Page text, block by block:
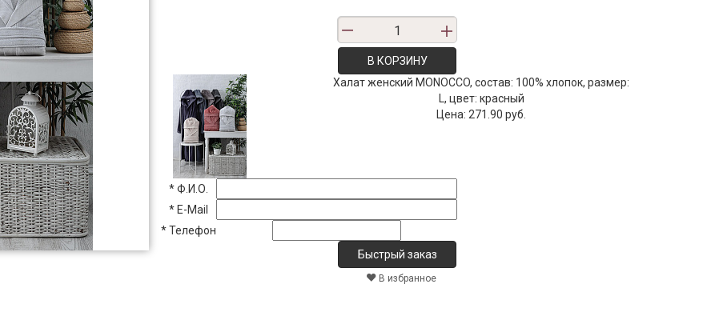
В КОРЗИНУ
Халат женский MONOCCO, состав: 100% хлопок, размер:
L, цвет: красный
Цена: 271.90 руб.
*Ф.И.О.
* E-Mail
*Телефон
В избранное